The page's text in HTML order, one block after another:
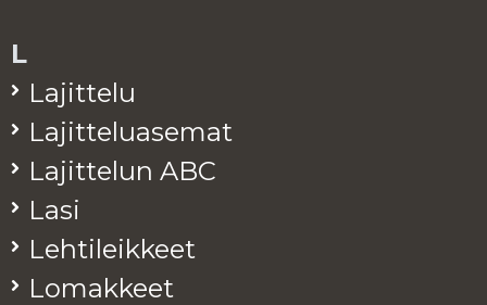
L
La­jit­te­lu
La­jit­te­lua­se­mat
La­jit­te­lun ABC
Lasi
Leh­ti­leik­keet
Lo­mak­keet